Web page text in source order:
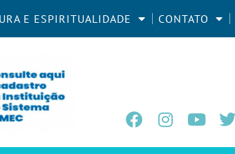
E ESPIRITUALIDADE CONTATO